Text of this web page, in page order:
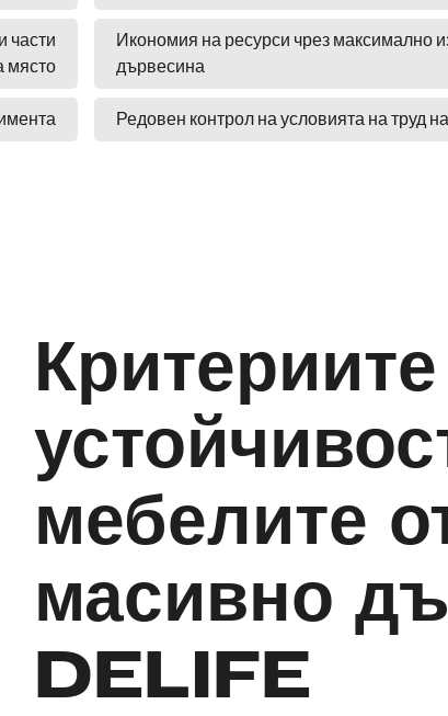
части
място
Икономия на ресурси чрез максимално
дървесина
Редовен контрол на условията на труд
мебелите
масивно
DELIFE